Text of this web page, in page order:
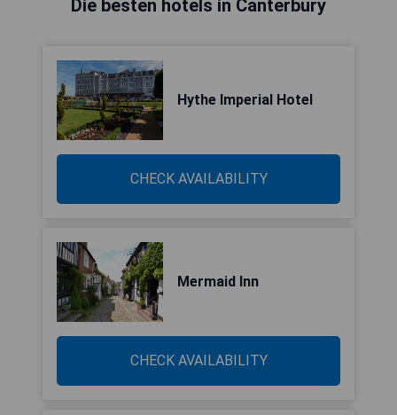
Die besten hotels in Canterbury
Hythe Imperial Hotel
CHECK AVAILABILITY
Mermaid Inn
CHECK AVAILABILITY